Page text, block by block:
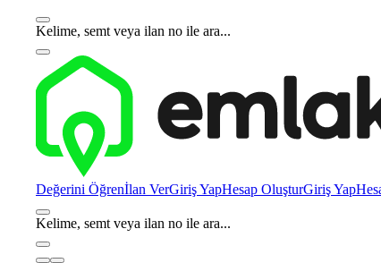
Kelime, semt veya ilan no ile ara...
Değerini Öğrenİlan VerGiriş YapHesap OluşturGiriş Yap
Kelime, semt veya ilan no ile ara...